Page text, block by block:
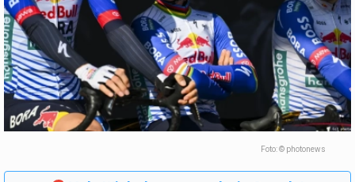
Foto: © photonews